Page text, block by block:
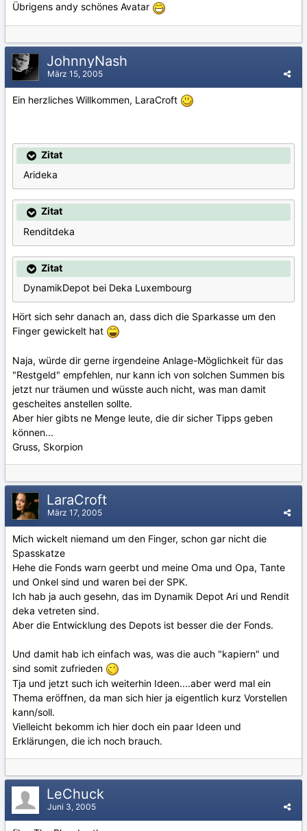
Übrigens andy schönes Avatar
JohnnyNash
März 15, 2005
Ein herzliches Willkommen, LaraCroft
Zitat
Arideka
Zitat
Renditdeka
Zitat
DynamikDepot bei Deka Luxembourg
Hört sich sehr danach an, dass dich die Sparkasse um den
Finger gewickelt hat
Naja, würde dir gerne irgendeine Anlage-Möglichkeit für das
"Restgeld" empfehlen, nur kann ich von solchen Summen bis
jetzt nur träumen und wüsste auch nicht, was man damit
gescheites anstellen sollte.
Aber hier gibts ne Menge leute, die dir sicher Tipps geben
können...
Gruss, Skorpion
LaraCroft
März 17, 2005
Mich wickelt niemand um den Finger, schon gar nicht die
Spasskatze
Hehe die Fonds warn geerbt und meine Oma und Opa, Tante
und Onkel sind und waren bei der SPK.
Ich hab ja auch gesehn, das im Dynamik Depot Ari und Rendit
deka vetreten sind.
Aber die Entwicklung des Depots ist besser die der Fonds.
Und damit hab ich einfach was, was die auch "kapiern" und
sind somit zufrieden
Tja und jetzt such ich weiterhin Ideen....aber werd mal ein
Thema eröffnen, da man sich hier ja eigentlich kurz Vorstellen
kann/soll.
Vielleicht bekomm ich hier doch ein paar Ideen und
Erklärungen, die ich noch brauch.
LeChuck
Juni 3, 2005